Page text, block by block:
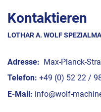
Kontaktieren
LOTHAR A. WOLF
Adresse: Max-Planck-
Telefon: +49 (0) 52 22 /
E-Mail: info@wolf-